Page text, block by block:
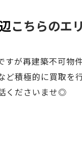
こちらのエ
すが再建築不可物
積極的に買取を
くださいませ◎